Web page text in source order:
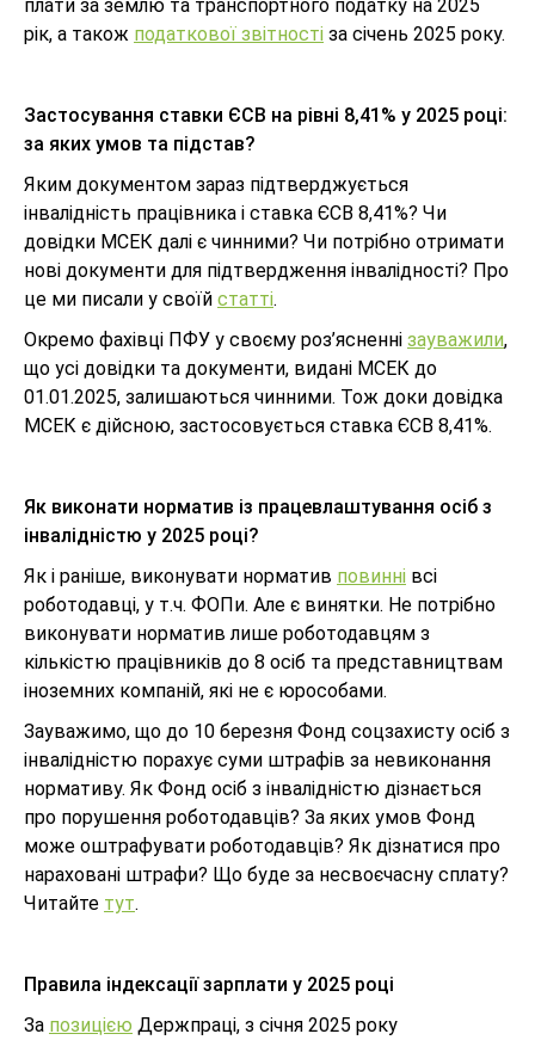
плати за землю та транспортного податку на 2025
рік, а також податкової звітності за січень 2025 року.
Застосування ставки ЄСВ на рівні 8,41% у 2025 році:
за яких умов та підстав?
Яким документом зараз підтверджується
інвалідність працівника і ставка ЄСВ 8,41%? Чи
довідки МСЕК далі є чинними? Чи потрібно отримати
нові документи для підтвердження інвалідності? Про
це ми писали у своїй статті.
Окремо фахівці ПФУ у своєму роз’ясненні зауважили,
що усі довідки та документи, видані МСЕК до
01.01.2025, залишаються чинними. Тож доки довідка
МСЕК є дійсною, застосовується ставка ЄСВ 8,41%.
Як виконати норматив із працевлаштування осіб з
інвалідністю у 2025 році?
Як і раніше, виконувати норматив повинні всі
роботодавці, у т.ч. ФОПи. Але є винятки. Не потрібно
виконувати норматив лише роботодавцям з
кількістю працівників до 8 осіб та представництвам
іноземних компаній, які не є юрособами.
Зауважимо, що до 10 березня Фонд соцзахисту осіб з
інвалідністю порахує суми штрафів за невиконання
нормативу. Як Фонд осіб з інвалідністю дізнається
про порушення роботодавців? За яких умов Фонд
може оштрафувати роботодавців? Як дізнатися про
нараховані штрафи? Що буде за несвоєчасну сплату?
Читайте тут.
Правила індексації зарплати у 2025 році
За позицією Держпраці, з січня 2025 року